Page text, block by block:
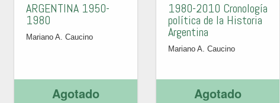
ARGENTINA 1950-
1980
Mariano A. Caucino
Agotado
1980-2010 Cronología
política de la Historia
Argentina
Mariano A. Caucino
Agotado